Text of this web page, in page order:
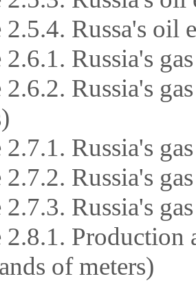
2.5.4. Russa's oil
2.6.1. Russia's
2.6.2. Russia's
2.7.1. Russia's
Russia's
2.7.3. Russia's
2.8.1.
of meters)